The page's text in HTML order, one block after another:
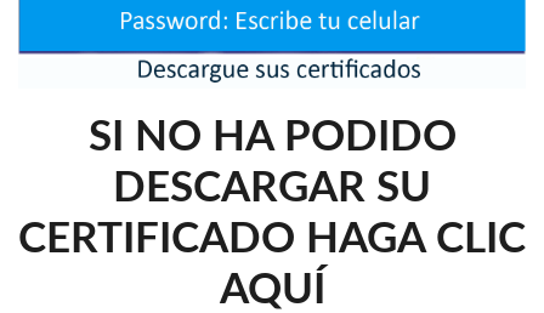
SI NO HA PODIDO
DESCARGAR SU
CERTIFICADO HAGA CLIC
AQUÍ